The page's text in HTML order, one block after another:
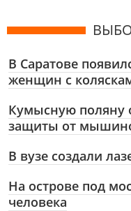
В Саратове
женщин с
Кумысную поляну
защиты от
В вузе создали
На острове под
человека